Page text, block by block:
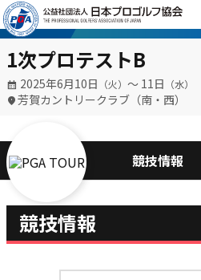
1次プロテストB
2025年6月10日 （火） 〜 11日 （水）
芳賀カントリークラブ（南・西）
競技情報
競技情報